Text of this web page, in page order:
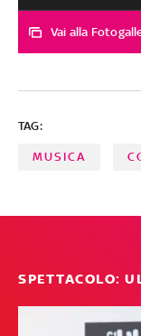
esordi fino ai
ha rinunciato al
notificato
Vai alla
TAG:
MUSICA
SPETTACOLO: